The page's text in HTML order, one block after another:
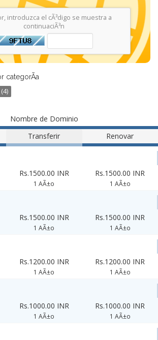
introduzca el cÃ³digo se muestra a
continuaciÃ³n
categorÃ­a
Nombre de Dominio
Transferir Renovar
Rs.1500.00 INR
1 AÃ±o
Rs.1500.00 INR
1 AÃ±o
Rs.1500.00 INR
1 AÃ±o
Rs.1500.00 INR
1 AÃ±o
Rs.1200.00 INR
1 AÃ±o
Rs.1200.00 INR
1 AÃ±o
Rs.1000.00 INR
1 AÃ±o
Rs.1000.00 INR
1 AÃ±o